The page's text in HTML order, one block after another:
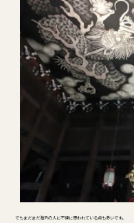
でもまだまだ海外の人に不便に思われている点も多いです。